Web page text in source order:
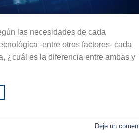
las necesidades de cada
-entre otros factores- cada
¿cuál es la diferencia entre ambas y
Deje un